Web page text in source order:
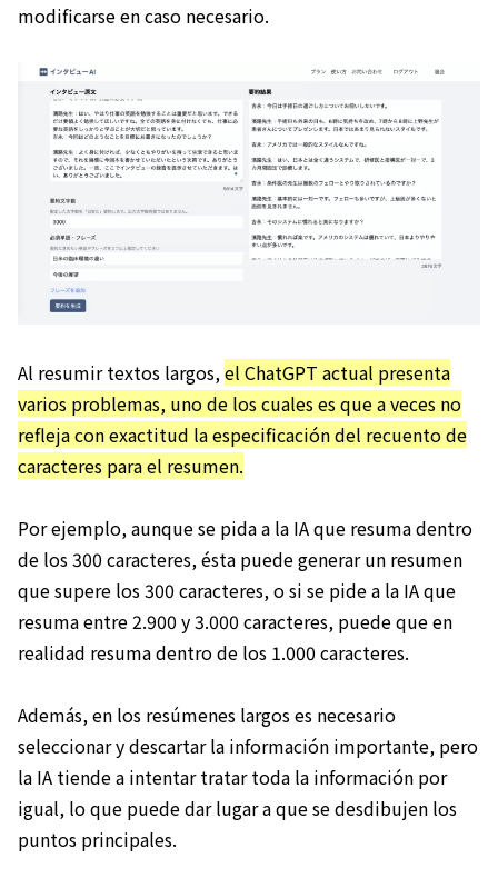
modificarse en caso necesario.
Al resumir textos largos,el ChatGPT actual presenta
varios problemas, uno de los cuales es que a veces no
refleja con exactitud la especificación del recuento de
caracteres para el resumen.
Por ejemplo, aunque se pida a la IA que resuma dentro
de los 300 caracteres, ésta puede generar un resumen
que supere los 300 caracteres, o si se pide a la IA que
resuma entre 2.900 y 3.000 caracteres, puede que en
realidad resuma dentro de los 1.000 caracteres.
Además, en los resúmenes largos es necesario
seleccionar y descartar la información importante, pero
la IA tiende a intentar tratar toda la información por
igual, lo que puede dar lugar a que se desdibujen los
puntos principales.